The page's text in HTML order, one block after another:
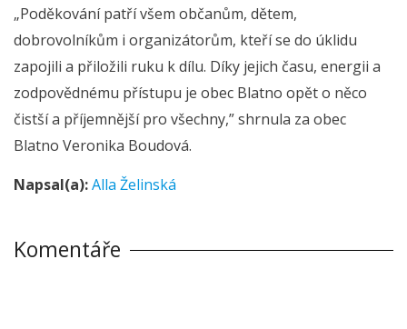
„Poděkování patří všem občanům, dětem,
dobrovolníkům i organizátorům, kteří se do úklidu
zapojili a přiložili ruku k dílu. Díky jejich času, energii a
zodpovědnému přístupu je obec Blatno opět o něco
čistší a příjemnější pro všechny,” shrnula za obec
Blatno Veronika Boudová.
Napsal(a):Alla Želinská
Komentáře